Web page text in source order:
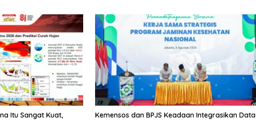
Itu Sangat Kuat,
Kemensos dan BPJS Keadaan Integrasikan Data